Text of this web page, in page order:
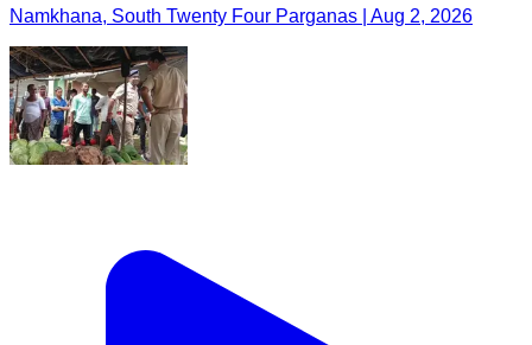
Namkhana, South Twenty Four Parganas | Aug 2, 2026